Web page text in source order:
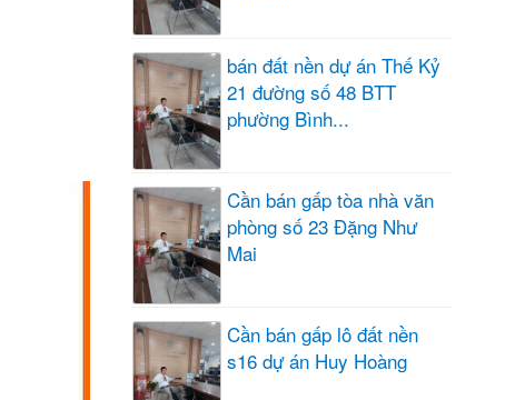
bán đất nền dự án Thế Kỷ
21 đường số 48 BTT
phường Bình...
Cần bán gấp tòa nhà văn
phòng số 23 Đặng Như
Mai
Cần bán gấp lô đất nền
s16 dự án Huy Hoàng